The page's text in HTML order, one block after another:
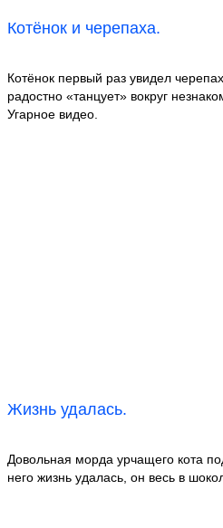
Котёнок и черепаха.
Котёнок первый раз увидел
радостно «танцует» вокруг
Угарное видео.
Жизнь удалась.
Довольная морда урчащего кота
него жизнь удалась, он весь в